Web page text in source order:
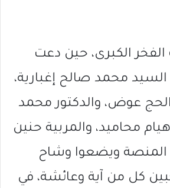
الكبرى، حين دعت
السيد محمد صالح إغبارية،
عوض، والدكتور محمد
هيام محاميد، والمربية حنين
المنصة ويضعوا وشاح
كل من آية وعائشة، في